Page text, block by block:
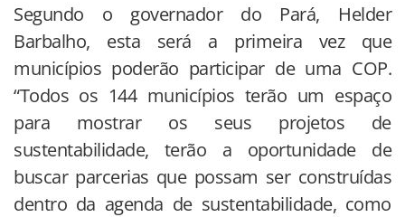
Segundo o governador do Pará, Helder
Barbalho, esta será a primeira vez que
municípios poderão participar de uma COP.
“Todos os 144 municípios terão um espaço
para mostrar os seus projetos de
sustentabilidade, terão a oportunidade de
buscar parcerias que possam ser construídas
dentro da agenda de sustentabilidade, como